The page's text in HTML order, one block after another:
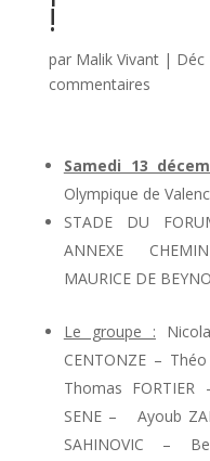
!
par Malik Vivant| Déc
commentaires
Samedi 13
Olympique de
STADE DU
ANNEXE
MAURICE DE
Le groupe :
CENTONZE –
Thomas
SENE – Ayoub
SAHINOVIC –